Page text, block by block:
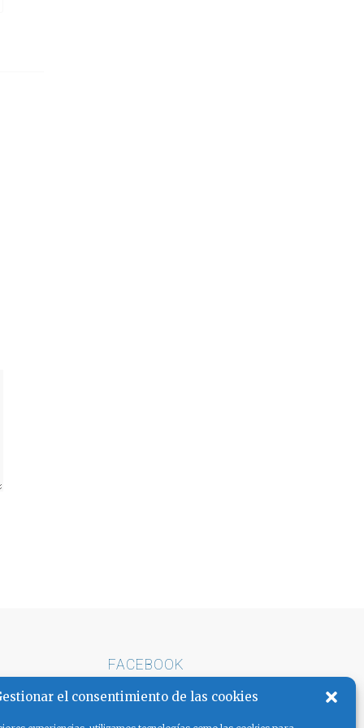
el consentimiento de las cookies
ARENA
FACEBOOK